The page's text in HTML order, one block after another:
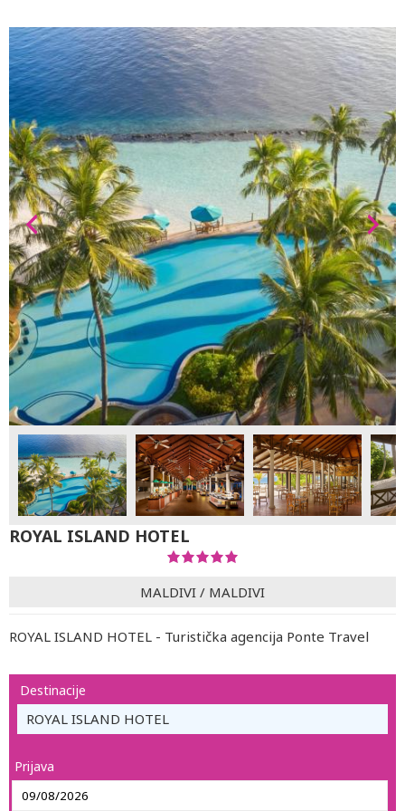
ROYAL ISLAND HOTEL
MALDIVI / MALDIVI
ROYAL ISLAND HOTEL - Turistička agencija Ponte Travel
Destinacije
ROYAL ISLAND HOTEL
Prijava